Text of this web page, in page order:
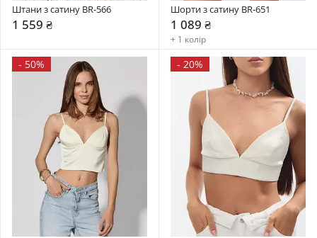
Штани з сатину BR-566
1 559 ₴
Шорти з сатину BR-651
1 089 ₴
+ 1 колір
- 50% - 20%